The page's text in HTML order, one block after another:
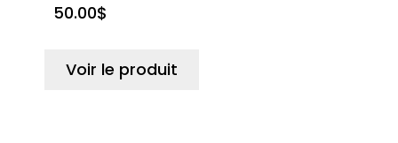
50.00$
Voir le produit